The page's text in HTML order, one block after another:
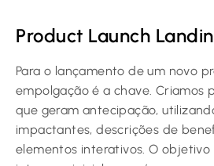
Product Launch
Para o lançamento de um novo
empolgação é a chave. Criamos
que geram antecipação,
impactantes, descrições de
elementos interativos. O